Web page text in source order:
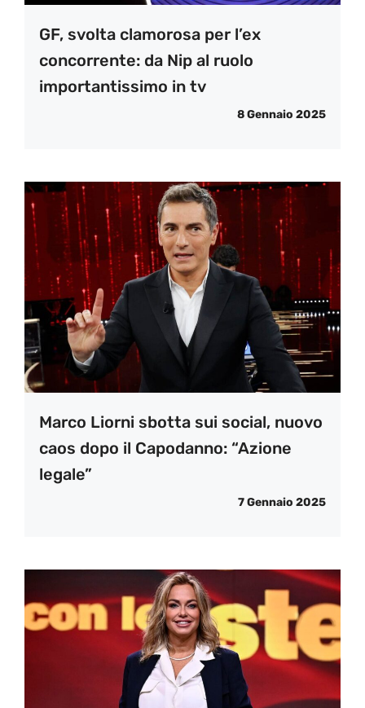
GF, svolta clamorosa per l’ex
concorrente: da Nip al ruolo
importantissimo in tv
8 Gennaio 2025
Marco Liorni sbotta sui social, nuovo
caos dopo il Capodanno: “Azione
legale”
7 Gennaio 2025